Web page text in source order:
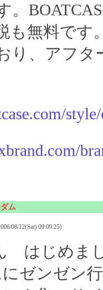
。
も無料です
り、アフタ
ム
08/12(Sat) 09:09:25)
はじめ
ゼンゼン